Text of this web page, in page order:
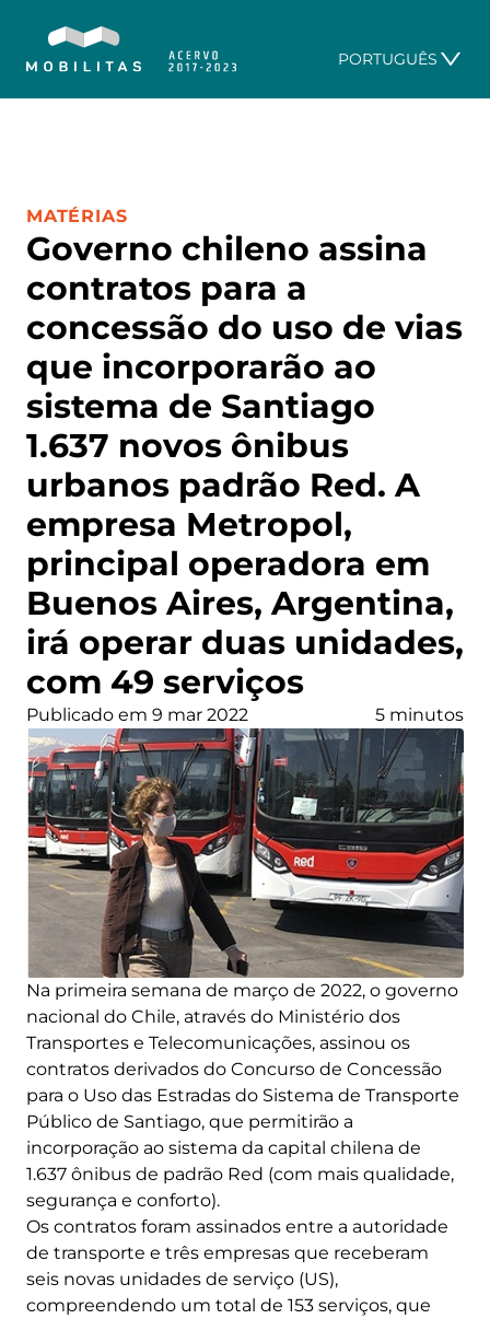
PORTUGUÊS
Governo chileno assina
contratos para a
concessão do uso de vias
que incorporarão ao
sistema de Santiago
1.637 novos ônibus
urbanos padrão Red. A
empresa Metropol,
principal operadora em
Buenos Aires, Argentina,
irá operar duas unidades,
com 49 serviços
CATEGORIA:
MATÉRIAS
Publicado em 9 mar 2022 5 minutos
Na primeira semana de março de 2022, o governo
nacional do Chile, através do Ministério dos
Transportes e Telecomunicações, assinou os
contratos derivados do Concurso de Concessão
para o Uso das Estradas do Sistema de Transporte
Público de Santiago, que permitirão a
incorporação ao sistema da capital chilena de
1.637 ônibus de padrão Red (com mais qualidade,
segurança e conforto).
Os contratos foram assinados entre a autoridade
de transporte e três empresas que receberam
seis novas unidades de serviço (US),
compreendendo um total de 153 serviços, que